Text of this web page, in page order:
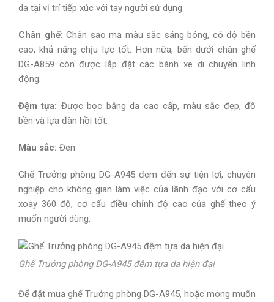
da tại vị trí tiếp xúc với tay người sử dụng.
Chân ghế: Chân sao mạ màu sắc sáng bóng, có độ bền
cao, khả năng chịu lực tốt. Hơn nữa, bến dưới chân ghế
DG-A859 còn được lắp đặt các bánh xe di chuyển linh
động.
Đệm tựa: Được bọc bằng da cao cấp, màu sắc đẹp, đồ
bền và lựa đàn hồi tốt.
Màu sắc: Đen.
Ghế Trưởng phòng DG-A945 đem đến sự tiện lợi, chuyên
nghiệp cho không gian làm việc của lãnh đạo với cơ cấu
xoay 360 độ, cơ cấu điều chỉnh độ cao của ghế theo ý
muốn người dùng.
Ghế Trưởng phòng DG-A945 đệm tựa da hiện đại
Để đặt mua ghế Trưởng phòng DG-A945, hoặc mong muốn